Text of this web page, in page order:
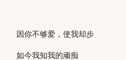
因你不够爱，使我却步
如今我知我的顽痴